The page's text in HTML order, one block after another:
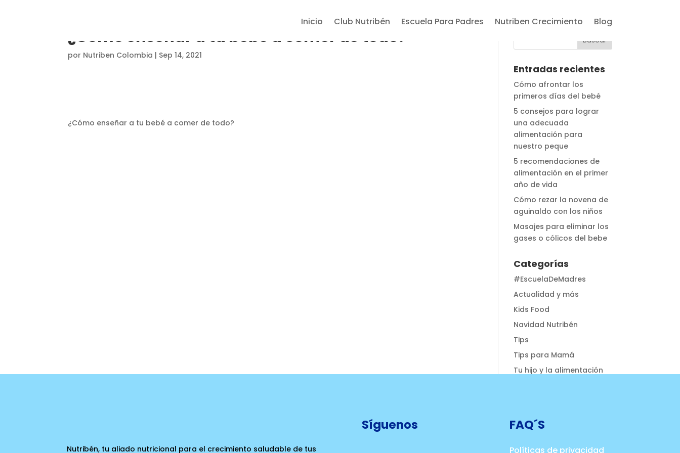
Inicio Club Nutribén Escuela Para Padres Nutriben Crecimiento Blog
¿Cómo enseñar a tu bebé a comer de todo?
por Nutriben Colombia | Sep 14, 2021
¿Cómo enseñar a tu bebé a comer de todo?
Entradas recientes
Cómo afrontar los
primeros días del bebé
5 consejos para lograr
una adecuada
alimentación para
nuestro peque
5 recomendaciones de
alimentación en el primer
año de vida
Cómo rezar la novena de
aguinaldo con los niños
Masajes para eliminar los
gases o cólicos del bebe
Categorías
#EscuelaDeMadres
Actualidad y más
Kids Food
Navidad Nutribén
Tips
Tips para Mamá
Tu hijo y la alimentación
Nutribén, tu aliado nutricional para el crecimiento saludable de tus
Síguenos FAQ´S
Políticas de privacidad